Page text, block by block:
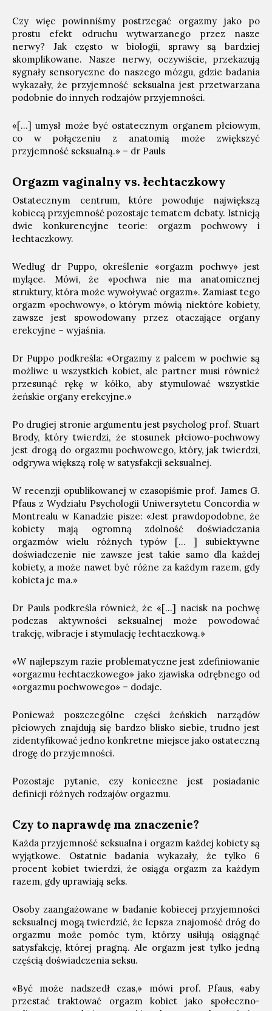
Czy więc powinniśmy postrzegać orgazmy jako po
prostu efekt odruchu wytwarzanego przez nasze
nerwy? Jak często w biologii, sprawy są bardziej
skomplikowane. Nasze nerwy, oczywiście, przekazują
sygnały sensoryczne do naszego mózgu, gdzie badania
wykazały, że przyjemność seksualna jest przetwarzana
podobnie do innych rodzajów przyjemności.
«[…] umysł może być ostatecznym organem płciowym,
co w połączeniu z anatomią może zwiększyć
przyjemność seksualną.» – dr Pauls
Orgazm vaginalny vs. łechtaczkowy
Ostatecznym centrum, które powoduje największą
kobiecą przyjemność pozostaje tematem debaty. Istnieją
dwie konkurencyjne teorie: orgazm pochwowy i
łechtaczkowy.
Według dr Puppo, określenie «orgazm pochwy» jest
mylące. Mówi, że «pochwa nie ma anatomicznej
struktury, która może wywoływać orgazm». Zamiast tego
orgazm «pochwowy», o którym mówią niektóre kobiety,
zawsze jest spowodowany przez otaczające organy
erekcyjne – wyjaśnia.
Dr Puppo podkreśla: «Orgazmy z palcem w pochwie są
możliwe u wszystkich kobiet, ale partner musi również
przesunąć rękę w kółko, aby stymulować wszystkie
żeńskie organy erekcyjne.»
Po drugiej stronie argumentu jest psycholog prof. Stuart
Brody, który twierdzi, że stosunek płciowo-pochwowy
jest drogą do orgazmu pochwowego, który, jak twierdzi,
odgrywa większą rolę w satysfakcji seksualnej.
W recenzji opublikowanej w czasopiśmie prof. James G.
Pfaus z Wydziału Psychologii Uniwersytetu Concordia w
Montrealu w Kanadzie pisze: «Jest prawdopodobne, że
kobiety mają ogromną zdolność doświadczania
orgazmów wielu różnych typów [… ] subiektywne
doświadczenie nie zawsze jest takie samo dla każdej
kobiety, a może nawet być różne za każdym razem, gdy
kobieta je ma.»
Dr Pauls podkreśla również, że «[…] nacisk na pochwę
podczas aktywności seksualnej może powodować
trakcję, wibracje i stymulację łechtaczkową.»
«W najlepszym razie problematyczne jest zdefiniowanie
«orgazmu łechtaczkowego» jako zjawiska odrębnego od
«orgazmu pochwowego» – dodaje.
Ponieważ poszczególne części żeńskich narządów
płciowych znajdują się bardzo blisko siebie, trudno jest
zidentyfikować jedno konkretne miejsce jako ostateczną
drogę do przyjemności.
Pozostaje pytanie, czy konieczne jest posiadanie
definicji różnych rodzajów orgazmu.
Czy to naprawdę ma znaczenie?
Każda przyjemność seksualna i orgazm każdej kobiety są
wyjątkowe. Ostatnie badania wykazały, że tylko 6
procent kobiet twierdzi, że osiąga orgazm za każdym
razem, gdy uprawiają seks.
Osoby zaangażowane w badanie kobiecej przyjemności
seksualnej mogą twierdzić, że lepsza znajomość dróg do
orgazmu może pomóc tym, którzy usiłują osiągnąć
satysfakcję, której pragną. Ale orgazm jest tylko jedną
częścią doświadczenia seksu.
«Być może nadszedł czas,» mówi prof. Pfaus, «aby
przestać traktować orgazm kobiet jako społeczno-